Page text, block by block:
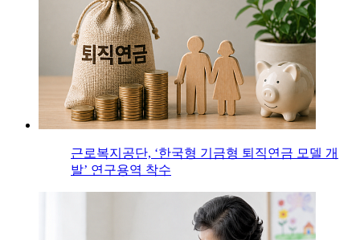
근로복지공단, ‘한국형 기금형 퇴직연금 모델 개
발’ 연구용역 착수